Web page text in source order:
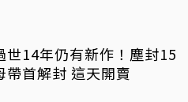
世14年仍有新作！塵封15
帶首解封 這天開賣